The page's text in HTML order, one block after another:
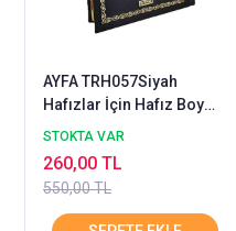
AYFA TRH057Siyah
Hafızlar İçin Hafız Boy
Kuranı Kerim Termo Cilt
STOKTA VAR
550,00 TL
260,00 TL